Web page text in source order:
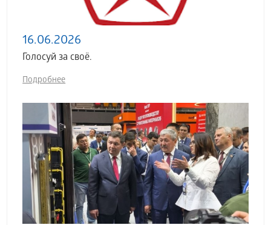
16.06.2026
Голосуй за своё.
Подробнее